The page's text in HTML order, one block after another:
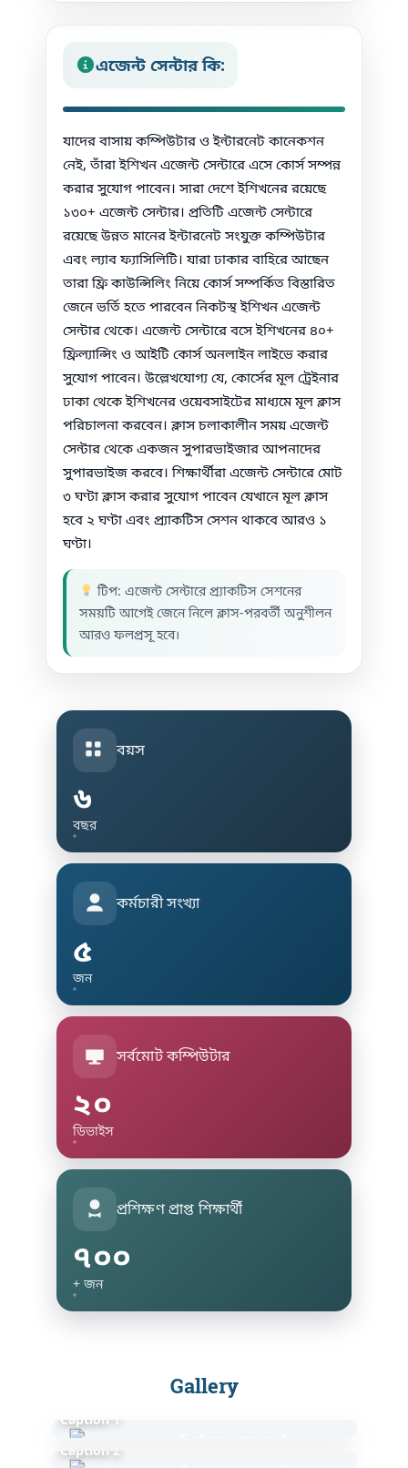
এজেন্ট সেন্টার কি:
যাদের বাসায় কম্পিউটার ও ইন্টারনেট কানেকশন
নেই, তাঁরা ইশিখন এজেন্ট সেন্টারে এসে কোর্স সম্পন্ন
করার সুযোগ পাবেন। সারা দেশে ইশিখনের রয়েছে
১৩০+ এজেন্ট সেন্টার। প্রতিটি এজেন্ট সেন্টারে
রয়েছে উন্নত মানের ইন্টারনেট সংযুক্ত কম্পিউটার
এবং ল্যাব ফ্যাসিলিটি। যারা ঢাকার বাহিরে আছেন
তারা ফ্রি কাউন্সিলিং নিয়ে কোর্স সম্পর্কিত বিস্তারিত
জেনে ভর্তি হতে পারবেন নিকটস্থ ইশিখন এজেন্ট
সেন্টার থেকে। এজেন্ট সেন্টারে বসে ইশিখনের ৪০+
ফ্রিল্যান্সিং ও আইটি কোর্স অনলাইন লাইভে করার
সুযোগ পাবেন। উল্লেখযোগ্য যে, কোর্সের মূল ট্রেইনার
ঢাকা থেকে ইশিখনের ওয়েবসাইটের মাধ্যমে মূল ক্লাস
পরিচালনা করবেন। ক্লাস চলাকালীন সময় এজেন্ট
সেন্টার থেকে একজন সুপারভাইজার আপনাদের
সুপারভাইজ করবে। শিক্ষার্থীরা এজেন্ট সেন্টারে মোট
৩ ঘণ্টা ক্লাস করার সুযোগ পাবেন যেখানে মূল ক্লাস
হবে ২ ঘণ্টা এবং প্র্যাকটিস সেশন থাকবে আরও ১
ঘণ্টা।
টিপ: এজেন্ট সেন্টারে প্র্যাকটিস সেশনের
সময়টি আগেই জেনে নিলে ক্লাস-পরবর্তী অনুশীলন
আরও ফলপ্রসূ হবে।
বয়স
৬
বছর
কর্মচারী সংখ্যা
৫
জন
সর্বমোট কম্পিউটার
২০
ডিভাইস
প্রশিক্ষণ প্রাপ্ত শিক্ষার্থী
৭০০
+ জন
Gallery
Caption 1
Caption 2